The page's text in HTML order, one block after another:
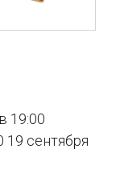
19:00
19 сентября